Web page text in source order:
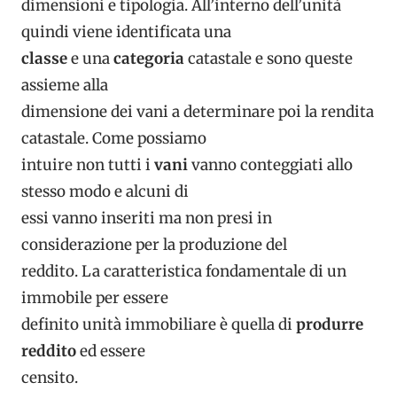
dimensioni e tipologia. All’interno dell’unità
quindi viene identificata una
classee unacategoriacatastale e sono queste
assieme alla
dimensione dei vani a determinare poi la rendita
catastale. Come possiamo
intuire non tutti i vanivanno conteggiati allo
stesso modo e alcuni di
essi vanno inseriti ma non presi in
considerazione per la produzione del
reddito. La caratteristica fondamentale di un
immobile per essere
definito unità immobiliare è quella di produrre
redditoed essere
censito.